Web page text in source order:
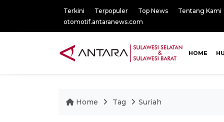
Terkini Terpopuler Top News
Tentang Kami
otomotif.antaranews.com
HOME
Home Tag Suriah